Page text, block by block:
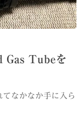
Tubeを
なかなか手に入ら